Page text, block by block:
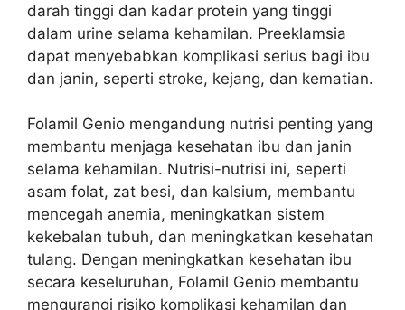
darah tinggi dan kadar protein yang tinggi
dalam urine selama kehamilan. Preeklamsia
dapat menyebabkan komplikasi serius bagi ibu
dan janin, seperti stroke, kejang, dan kematian.
Folamil Genio mengandung nutrisi penting yang
membantu menjaga kesehatan ibu dan janin
selama kehamilan. Nutrisi-nutrisi ini, seperti
asam folat, zat besi, dan kalsium, membantu
mencegah anemia, meningkatkan sistem
kekebalan tubuh, dan meningkatkan kesehatan
tulang. Dengan meningkatkan kesehatan ibu
secara keseluruhan, Folamil Genio membantu
mengurangi risiko komplikasi kehamilan dan